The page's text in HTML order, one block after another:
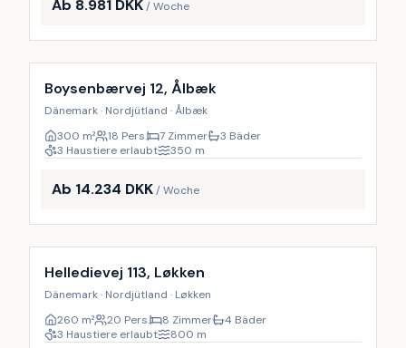
Ab 8.981 DKK/ Woche
Inkl. Endreinigung
Boysenbærvej 12, Ålbæk
Dänemark · Nordjütland · Ålbæk
300 m² 18 Pers. 7 Zimmer
3 Bäder
3 Haustiere erlaubt
350 m
Ab 14.234 DKK/ Woche
Inkl. Endreinigung
Helledievej 113, Løkken
Dänemark · Nordjütland · Løkken
260 m² 20 Pers. 8 Zimmer
4 Bäder
3 Haustiere erlaubt
800 m